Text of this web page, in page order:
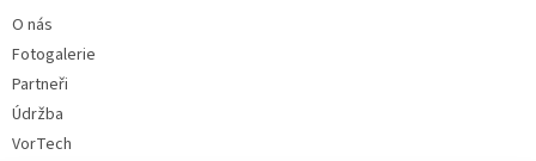
O nás
Fotogalerie
Partneři
Údržba
VorTech